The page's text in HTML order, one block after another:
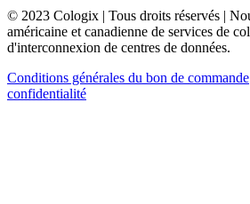
© 2023 Cologix | Tous droits réservés |
américaine et canadienne de services de
d'interconnexion de centres de données.
Conditions générales du bon de commande
confidentialité